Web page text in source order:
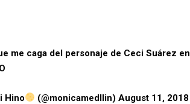
me caga del personaje de Ceci Suárez
Hino (@monicamedllin)August 11, 2018